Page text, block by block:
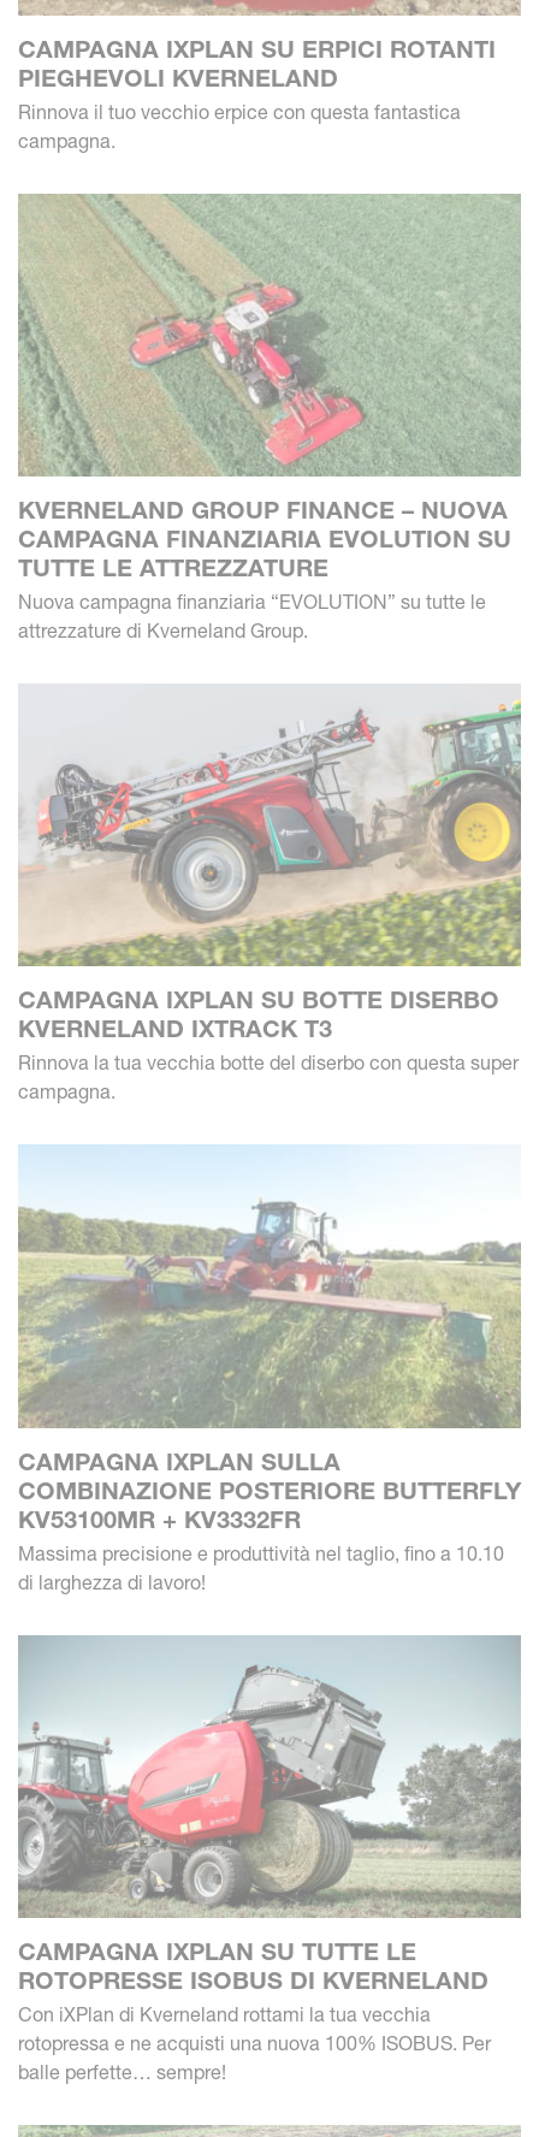
CAMPAGNA IXPLAN SU ERPICI ROTANTI
PIEGHEVOLI KVERNELAND
Rinnova il tuo vecchio erpice con questa fantastica
campagna.
KVERNELAND GROUP FINANCE – NUOVA
CAMPAGNA FINANZIARIA EVOLUTION SU
TUTTE LE ATTREZZATURE
Nuova campagna finanziaria “EVOLUTION” su tutte le
attrezzature di Kverneland Group.
CAMPAGNA IXPLAN SU BOTTE DISERBO
KVERNELAND IXTRACK T3
Rinnova la tua vecchia botte del diserbo con questa super
campagna.
CAMPAGNA IXPLAN SULLA
COMBINAZIONE POSTERIORE BUTTERFLY
KV53100MR + KV3332FR
Massima precisione e produttività nel taglio, fino a 10.10
di larghezza di lavoro!
CAMPAGNA IXPLAN SU TUTTE LE
ROTOPRESSE ISOBUS DI KVERNELAND
Con iXPlan di Kverneland rottami la tua vecchia
rotopressa e ne acquisti una nuova 100% ISOBUS. Per
balle perfette… sempre!